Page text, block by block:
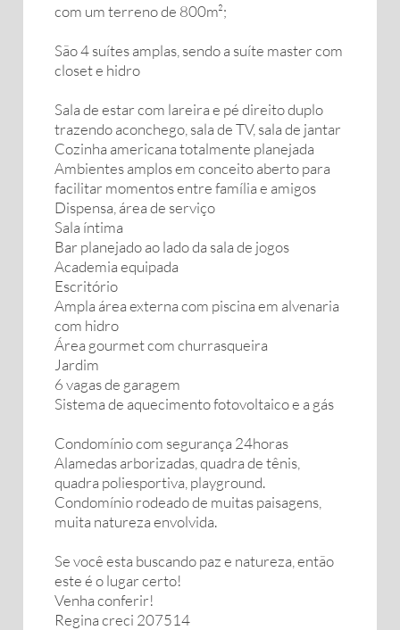
com um terreno de 800m²;
São 4 suítes amplas, sendo a suíte master com
closet e hidro
Sala de estar com lareira e pé direito duplo
trazendo aconchego, sala de TV, sala de jantar
Cozinha americana totalmente planejada
Ambientes amplos em conceito aberto para
facilitar momentos entre família e amigos
Dispensa, área de serviço
Sala íntima
Bar planejado ao lado da sala de jogos
Academia equipada
Escritório
Ampla área externa com piscina em alvenaria
com hidro
Área gourmet com churrasqueira
Jardim
6 vagas de garagem
Sistema de aquecimento fotovoltaico e a gás
Condomínio com segurança 24horas
Alamedas arborizadas, quadra de tênis,
quadra poliesportiva, playground.
Condomínio rodeado de muitas paisagens,
muita natureza envolvida.
Se você esta buscando paz e natureza, então
este é o lugar certo!
Venha conferir!
Regina creci 207514